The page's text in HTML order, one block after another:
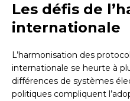
Les défis de
internationale
L’harmonisation des
internationale se heurte à
différences de systèmes
politiques compliquent